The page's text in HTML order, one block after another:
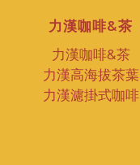
力漢咖啡&茶
力漢咖啡&茶
力漢高海拔茶葉
力漢濾掛式咖啡